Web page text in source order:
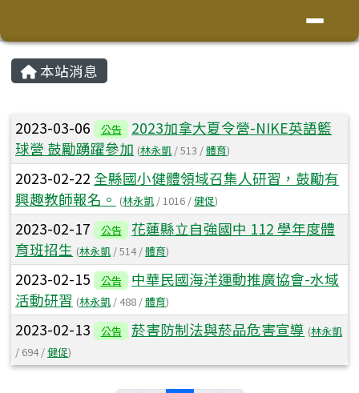
主內容區域
本站消息
文章列表
2023-03-06 公告
2023加拿大夏令營-NIKE英語籃
球營 鼓勵踴躍參加 (林永凱 / 513 /體育)
2023-02-22 全縣國小健體領域召集人研習，鼓勵有
興趣教師報名。 (林永凱 / 1016 /健促)
2023-02-17 公告
花蓮縣立自強國中 112 學年度體
育班招生 (林永凱 / 514 /體育)
2023-02-15 公告
中華民國海洋運動推廣協會-水域
活動研習 (林永凱 / 488 /體育)
2023-02-13 公告 菸害防制法與菸品危害宣導 (林永凱
/ 694 /健促)
頁尾區域